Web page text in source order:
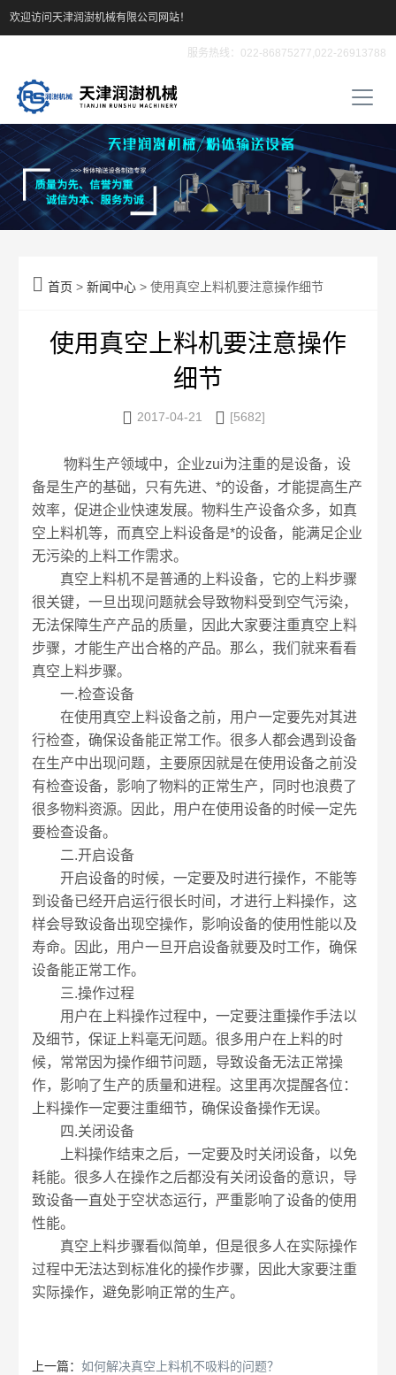
欢迎访问天津润澍机械有限公司网站！
服务热线：022-86875277,022-26913788
 首页 >新闻中心 > 使用真空上料机要注意操作细节
使用真空上料机要注意操作
细节
 2017-04-21  [5682]
物料生产领域中，企业zui为注重的是设备，设
备是生产的基础，只有先进、*的设备，才能提高生产
效率，促进企业快速发展。物料生产设备众多，如真
空上料机等，而真空上料设备是*的设备，能满足企业
无污染的上料工作需求。
真空上料机不是普通的上料设备，它的上料步骤
很关键，一旦出现问题就会导致物料受到空气污染，
无法保障生产产品的质量，因此大家要注重真空上料
步骤，才能生产出合格的产品。那么，我们就来看看
真空上料步骤。
一.检查设备
在使用真空上料设备之前，用户一定要先对其进
行检查，确保设备能正常工作。很多人都会遇到设备
在生产中出现问题，主要原因就是在使用设备之前没
有检查设备，影响了物料的正常生产，同时也浪费了
很多物料资源。因此，用户在使用设备的时候一定先
要检查设备。
二.开启设备
开启设备的时候，一定要及时进行操作，不能等
到设备已经开启运行很长时间，才进行上料操作，这
样会导致设备出现空操作，影响设备的使用性能以及
寿命。因此，用户一旦开启设备就要及时工作，确保
设备能正常工作。
三.操作过程
用户在上料操作过程中，一定要注重操作手法以
及细节，保证上料毫无问题。很多用户在上料的时
候，常常因为操作细节问题，导致设备无法正常操
作，影响了生产的质量和进程。这里再次提醒各位：
上料操作一定要注重细节，确保设备操作无误。
四.关闭设备
上料操作结束之后，一定要及时关闭设备，以免
耗能。很多人在操作之后都没有关闭设备的意识，导
致设备一直处于空状态运行，严重影响了设备的使用
性能。
真空上料步骤看似简单，但是很多人在实际操作
过程中无法达到标准化的操作步骤，因此大家要注重
实际操作，避免影响正常的生产。
上一篇：如何解决真空上料机不吸料的问题？